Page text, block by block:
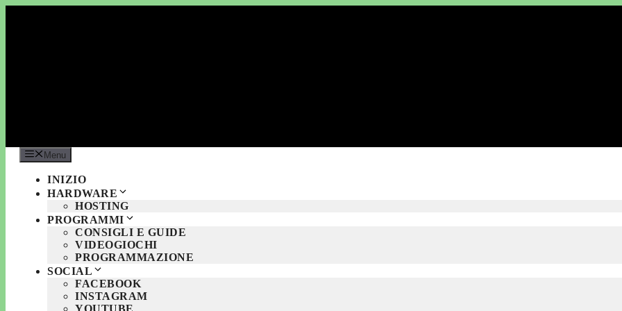
Menu
INIZIO
HARDWARE
HOSTING
PROGRAMMI
CONSIGLI E GUIDE
VIDEOGIOCHI
PROGRAMMAZIONE
SOCIAL
FACEBOOK
INSTAGRAM